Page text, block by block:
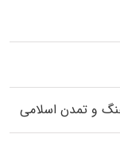
و تمدن اسلامی